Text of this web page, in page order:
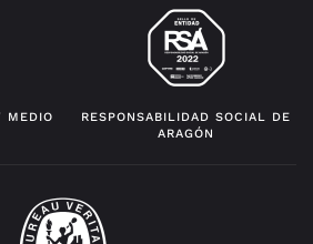
MEDIO
RESPONSABILIDAD SOCIAL DE
ARAGÓN